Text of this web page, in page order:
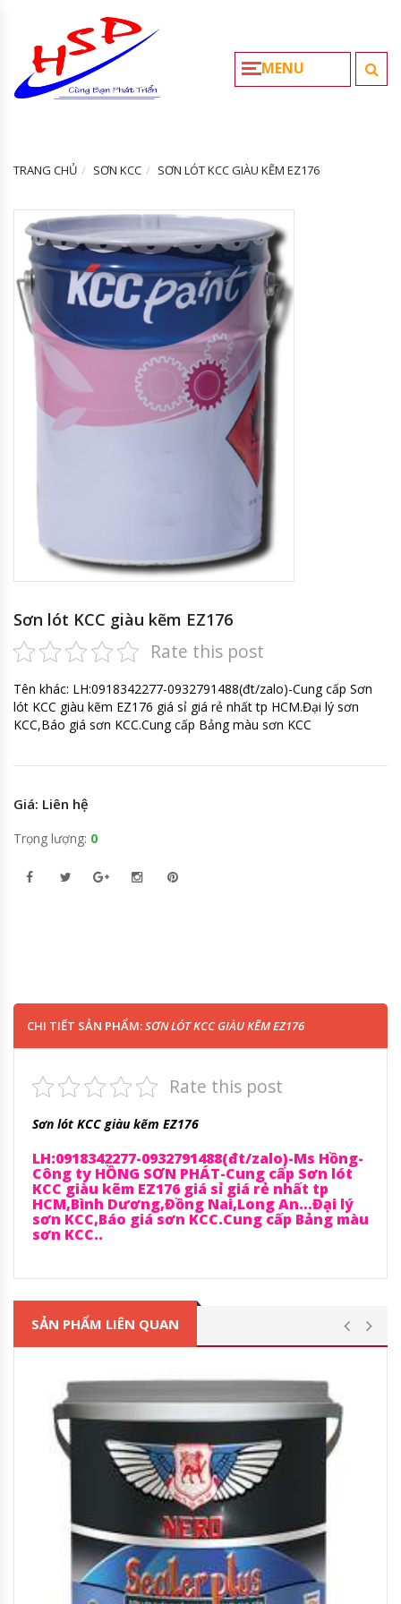
MENU
TRANG CHỦ SƠN KCC SƠN LÓT KCC GIÀU KẼM EZ176
Sơn lót KCC giàu kẽm EZ176
Rate this post
Tên khác: LH:0918342277-0932791488(đt/zalo)-Cung cấp Sơn
lót KCC giàu kẽm EZ176 giá sỉ giá rẻ nhất tp HCM.Đại lý sơn
KCC,Báo giá sơn KCC.Cung cấp Bảng màu sơn KCC
Giá: Liên hệ
Trọng lượng: 0
CHI TIẾT SẢN PHẨM:SƠN LÓT KCC GIÀU KẼM EZ176
Rate this post
Sơn lót KCC giàu kẽm EZ176
LH:0918342277-0932791488(đt/zalo)-Ms Hồng-
Công ty HỒNG SƠN PHÁT-Cung cấp Sơn lót
KCC giàu kẽm EZ176 giá sỉ giá rẻ nhất tp
HCM,Bình Dương,Đồng Nai,Long An…Đại lý
sơn KCC,Báo giá sơn KCC.Cung cấp Bảng màu
sơn KCC..
SẢN PHẨM LIÊN QUAN